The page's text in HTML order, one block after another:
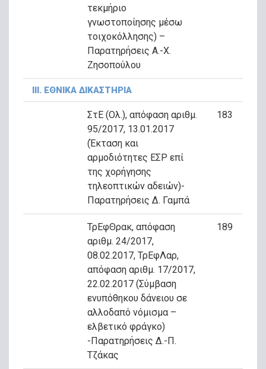
τεκμήριο
γνωστοποίησης μέσω
τοιχοκόλλησης) –
Παρατηρήσεις Α.-Χ.
Ζησοπούλου
ΙΙΙ. ΕΘΝΙΚΑ ΔΙΚΑΣΤΗΡΙΑ
ΣτΕ (Ολ.), απόφαση αριθμ.
95/2017, 13.01.2017
(Έκταση και
αρμοδιότητες ΕΣΡ επί
της χορήγησης
τηλεοπτικών αδειών)-
Παρατηρήσεις Δ. Γαμπά
183
ΤρΕφΘρακ, απόφαση
αριθμ. 24/2017,
08.02.2017, ΤρΕφΛαρ,
απόφαση αριθμ. 17/2017,
22.02.2017 (Σύμβαση
ενυπόθηκου δάνειου σε
αλλοδαπό νόμισμα –
ελβετικό φράγκο)
-Παρατηρήσεις Δ.-Π.
Τζάκας
189